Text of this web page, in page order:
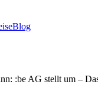
Blog
:be AG stellt um –